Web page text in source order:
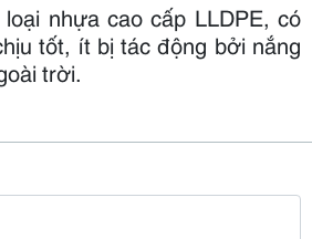
nhựa cao cấp LLDPE, có
tốt, ít bị tác động bởi nắng
trời.